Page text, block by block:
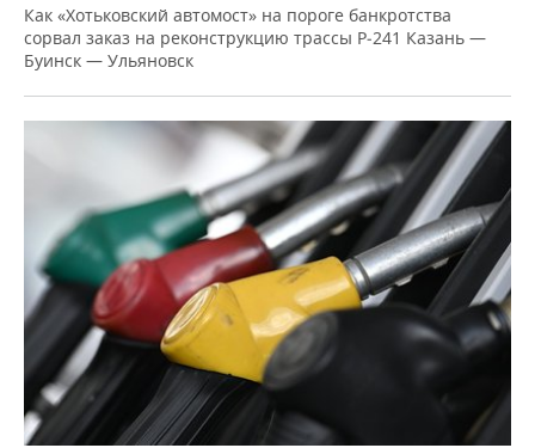
Как «Хотьковский автомост» на пороге банкротства
сорвал заказ на реконструкцию трассы Р‑241 Казань —
Буинск — Ульяновск